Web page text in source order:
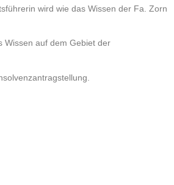
wird wie das Wissen der Fa. Zorn
Wissen auf dem Gebiet der